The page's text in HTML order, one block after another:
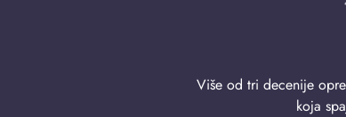
Više od tri decenije
koja